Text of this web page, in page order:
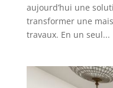
aujourd’hui une
transformer une
travaux. En un seul...